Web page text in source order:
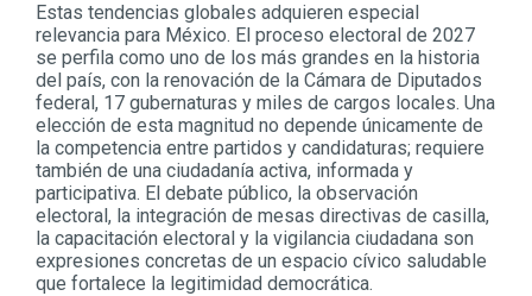
Estas tendencias globales adquieren especial
relevancia para México. El proceso electoral de 2027
se perfila como uno de los más grandes en la historia
del país, con la renovación de la Cámara de Diputados
federal, 17 gubernaturas y miles de cargos locales. Una
elección de esta magnitud no depende únicamente de
la competencia entre partidos y candidaturas; requiere
también de una ciudadanía activa, informada y
participativa. El debate público, la observación
electoral, la integración de mesas directivas de casilla,
la capacitación electoral y la vigilancia ciudadana son
expresiones concretas de un espacio cívico saludable
que fortalece la legitimidad democrática.